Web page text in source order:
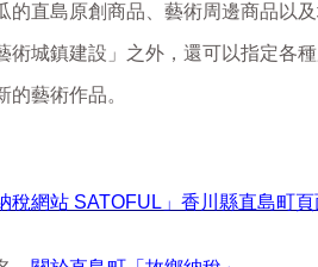
直島原創商品、藝術周邊商品以
城鎮建設」之外，還可以指定各種
藝術作品。
稅網站 SATOFUL」香川縣直島町